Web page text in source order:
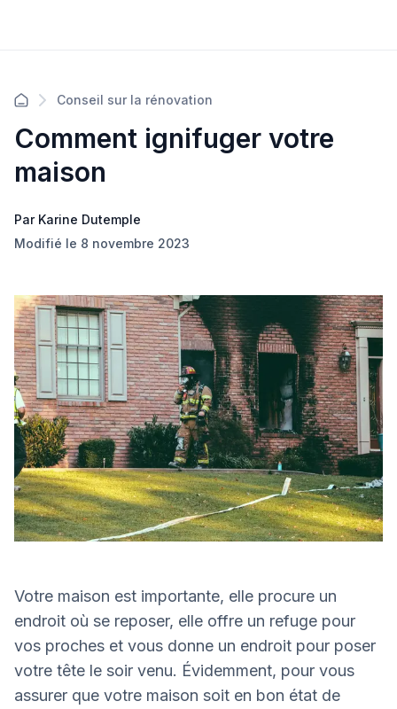
Conseil sur la rénovation
Comment ignifuger votre
maison
Par Karine Dutemple
Modifié le 8 novembre 2023
Votre maison est importante, elle procure un
endroit où se reposer, elle offre un refuge pour
vos proches et vous donne un endroit pour poser
votre tête le soir venu. Évidemment, pour vous
assurer que votre maison soit en bon état de